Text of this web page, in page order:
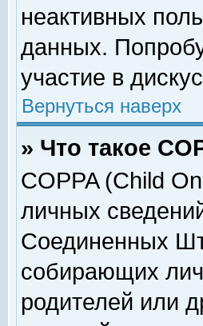
неактивных
данных.
участие в
Вернуться наверх
» Что такое
COPPA (Child
личных
Соединенных
собирающих
родителей или